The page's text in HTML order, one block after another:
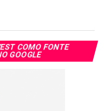
COMO FONTE
GOOGLE